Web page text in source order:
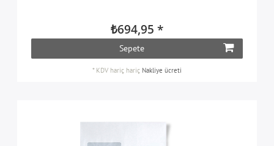
₺694,95 *
Sepete
* KDV hariç hariç Nakliye ücreti